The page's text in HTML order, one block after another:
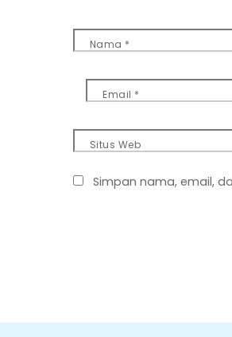
Nama *
Email *
Situs Web
Simpan nama, email,